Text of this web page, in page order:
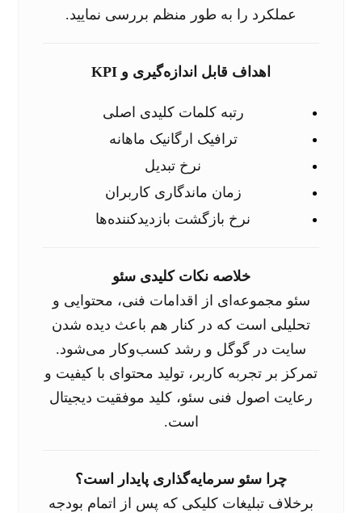
عملکرد را به طور منظم بررسی نمایید.
اهداف قابل اندازه‌گیری و KPI
رتبه کلمات کلیدی اصلی
ترافیک ارگانیک ماهانه
نرخ تبدیل
زمان ماندگاری کاربران
نرخ بازگشت بازدیدکننده‌ها
خلاصه نکات کلیدی سئو
سئو مجموعه‌ای از اقدامات فنی، محتوایی و
تحلیلی است که در کنار هم باعث دیده شدن
سایت در گوگل و رشد کسب‌و‌کار می‌شود.
تمرکز بر تجربه کاربر، تولید محتوای با کیفیت و
رعایت اصول فنی سئو، کلید موفقیت دیجیتال
است.
چرا سئو سرمایه‌گذاری پایدار است؟
برخلاف تبلیغات کلیکی که پس از اتمام بودجه